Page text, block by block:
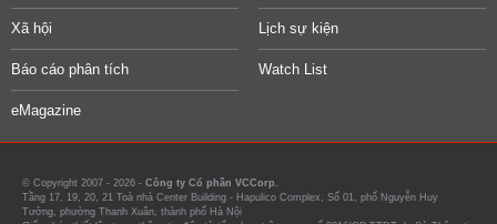
Xã hội Lịch sự kiện
Báo cáo phân tích Watch List
eMagazine
© Copyright 2007 - 2026 - Công ty Cổ phần VCCorp.
Tầng 17, 19, 20, 21 Toà nhà Center Building - Hapulico Complex, Số 01, phố Nguyễn Huy
Tưởng, phường Thanh Xuân, thành phố Hà Nội